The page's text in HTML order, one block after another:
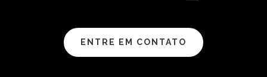
ENTRE EM CONTATO